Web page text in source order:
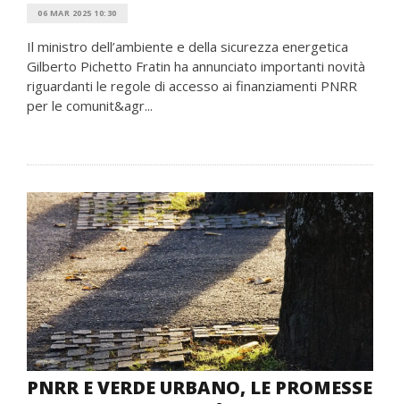
06 MAR 2025 10:30
Il ministro dell’ambiente e della sicurezza energetica
Gilberto Pichetto Fratin ha annunciato importanti novità
riguardanti le regole di accesso ai finanziamenti PNRR
per le comunit&agr...
PNRR E VERDE URBANO, LE PROMESSE